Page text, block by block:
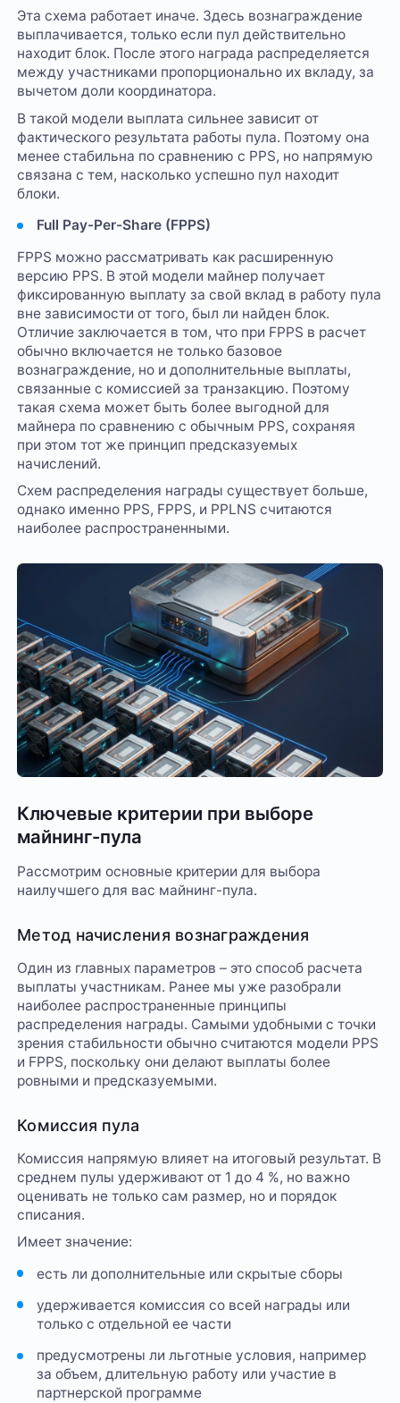
Эта схема работает иначе. Здесь вознаграждение
выплачивается, только если пул действительно
находит блок. После этого награда распределяется
между участниками пропорционально их вкладу, за
вычетом доли координатора.
В такой модели выплата сильнее зависит от
фактического результата работы пула. Поэтому она
менее стабильна по сравнению с PPS, но напрямую
связана с тем, насколько успешно пул находит
блоки.
Full Pay-Per-Share (FPPS)
FPPS можно рассматривать как расширенную
версию PPS. В этой модели майнер получает
фиксированную выплату за свой вклад в работу пула
вне зависимости от того, был ли найден блок.
Отличие заключается в том, что при FPPS в расчет
обычно включается не только базовое
вознаграждение, но и дополнительные выплаты,
связанные с комиссией за транзакцию. Поэтому
такая схема может быть более выгодной для
майнера по сравнению с обычным PPS, сохраняя
при этом тот же принцип предсказуемых
начислений.
Схем распределения награды существует больше,
однако именно PPS, FPPS, и PPLNS считаются
наиболее распространенными.
Ключевые критерии при выборе
майнинг-пула
Рассмотрим основные критерии для выбора
наилучшего для вас майнинг-пула.
Метод начисления вознаграждения
Один из главных параметров – это способ расчета
выплаты участникам. Ранее мы уже разобрали
наиболее распространенные принципы
распределения награды. Самыми удобными с точки
зрения стабильности обычно считаются модели PPS
и FPPS, поскольку они делают выплаты более
ровными и предсказуемыми.
Комиссия пула
Комиссия напрямую влияет на итоговый результат. В
среднем пулы удерживают от 1 до 4 %, но важно
оценивать не только сам размер, но и порядок
списания.
Имеет значение:
есть ли дополнительные или скрытые сборы
удерживается комиссия со всей награды или
только с отдельной ее части
предусмотрены ли льготные условия, например
за объем, длительную работу или участие в
партнерской программе